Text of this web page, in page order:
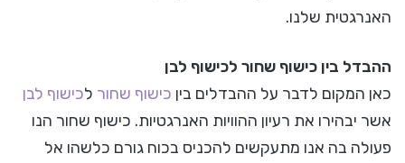
האנרגטית שלנו.
ההבדל בין כישוף שחור לכישוף לבן
כאן המקום לדבר על ההבדלים בין כישוף שחור לכישוף לבן
אשר יבהירו את רעיון ההוויות האנרגטיות. כישוף שחור הנו
פעולה בה אנו מתעקשים להכניס בכוח גורם כלשהו אל